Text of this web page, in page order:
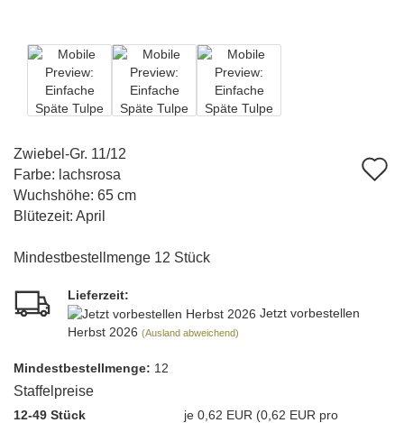
Zwiebel-Gr. 11/12
Farbe: lachsrosa
Wuchshöhe: 65 cm
Blütezeit: April
Mindestbestellmenge 12 Stück
Lieferzeit:
Jetzt vorbestellen
Herbst 2026 (Ausland abweichend)
Mindest­bestellmenge: 12
Staffelpreise
12-49 Stück
je 0,62 EUR (0,62 EUR pro